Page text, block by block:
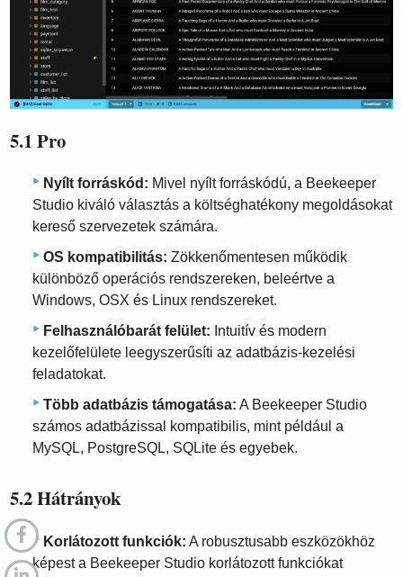
5.1 Pro
Nyílt forráskód: Mivel nyílt forráskódú, a Beekeeper
Studio kiváló választás a költséghatékony megoldásokat
kereső szervezetek számára.
OS kompatibilitás: Zökkenőmentesen működik
különböző operációs rendszereken, beleértve a
Windows, OSX és Linux rendszereket.
Felhasználóbarát felület: Intuitív és modern
kezelőfelülete leegyszerűsíti az adatbázis-kezelési
feladatokat.
Több adatbázis támogatása: A Beekeeper Studio
számos adatbázissal kompatibilis, mint például a
MySQL, PostgreSQL, SQLite és egyebek.
5.2 Hátrányok
Korlátozott funkciók: A robusztusabb eszközökhöz
képest a Beekeeper Studio korlátozott funkciókat